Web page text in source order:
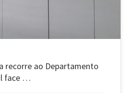
recorre ao Departamento
face …